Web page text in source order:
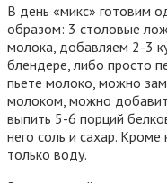
В день «микс» готовим
образом: 3 столовые
молока, добавляем 2-3
блендере, либо просто
пьете молоко, можно
молоком, можно
выпить 5-6 порций
него соль и сахар.
только воду.